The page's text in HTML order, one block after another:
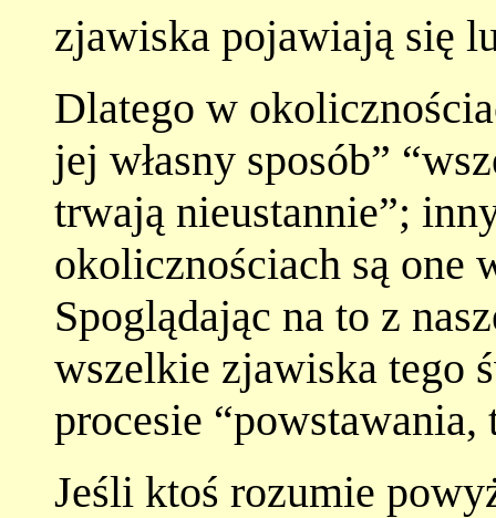
zjawiska pojawiają się
Dlatego w
jej własny sposób”
trwają nieustannie”;
okolicznościach są one
Spoglądając na to z
wszelkie zjawiska tego
procesie
Jeśli ktoś rozumie